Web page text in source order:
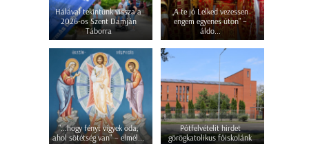
Hálával tekintünk vissza a
2026-os Szent Damján
Táborra
„A te jó Lelked vezessen
engem egyenes úton” –
áldo...
"...hogy fényt vigyek oda,
ahol sötétség van" – elmél...
Pótfelvételit hirdet
görögkatolikus főiskolánk